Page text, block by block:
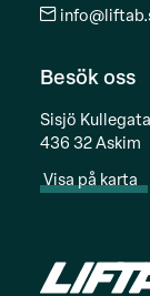
Besök oss
Sisjö
436 32 Askim
Visa på karta